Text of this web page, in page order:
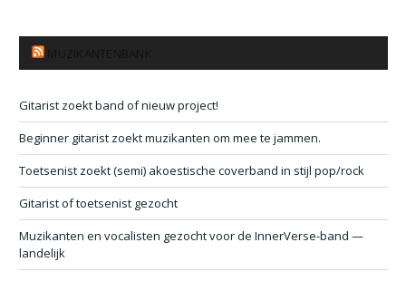
Gitarist zoekt band of nieuw project!
Beginner gitarist zoekt muzikanten om mee te jammen.
Toetsenist zoekt (semi) akoestische coverband in stijl pop/rock
Gitarist of toetsenist gezocht
Muzikanten en vocalisten gezocht voor de InnerVerse-band —
landelijk